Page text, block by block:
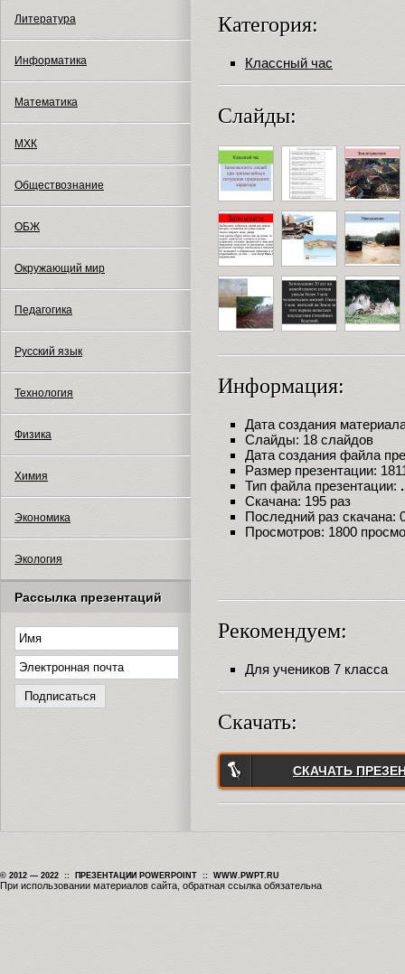
Литература
Информатика
Математика
МХК
Обществознание
ОБЖ
Окружающий мир
Педагогика
Русский язык
Технология
Физика
Химия
Экономика
Экология
Рассылка презентаций
Категория:
Классный час
Слайды:
Информация:
Дата создания
Слайды: 18 слайдов
Дата создания файла
Размер презентации:
Тип файла презентации:
Скачана: 195 раз
Последний раз скачана:
Просмотров: 1800
Рекомендуем:
Для учеников 7 класса
Скачать:
СКАЧАТЬ
© 2012 — 2022 :: ПРЕЗЕНТАЦИИ POWERPOINT :: WWW.PWPT.RU
При использовании материалов сайта, обратная ссылка обязательна